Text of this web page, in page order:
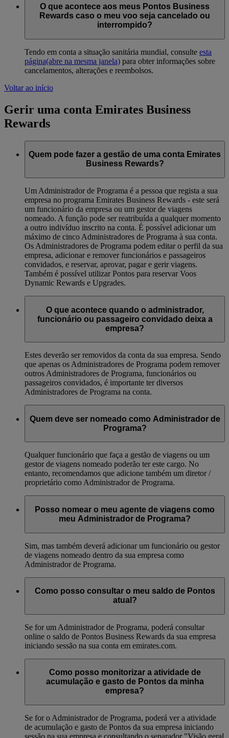
O que acontece aos meus Pontos Business
Rewards caso o meu voo seja cancelado ou
interrompido?
Tendo em conta a situação sanitária mundial, consulte esta
página(abre na mesma janela) para obter informações sobre
cancelamentos, alterações e reembolsos.
Voltar ao início
Gerir uma conta Emirates Business
Rewards
Quem pode fazer a gestão de uma conta Emirates
Business Rewards?
Um Administrador de Programa é a pessoa que regista a sua
empresa no programa Emirates Business Rewards - este será
um funcionário da empresa ou um gestor de viagens
nomeado. A função pode ser reatribuída a qualquer momento
a outro indivíduo inscrito na conta. É possível adicionar um
máximo de cinco Administradores de Programa à sua conta.
Os Administradores de Programa podem editar o perfil da sua
empresa, adicionar e remover funcionários e passageiros
convidados, e reservar, aprovar, pagar e gerir viagens.
Também é possível utilizar Pontos para reservar Voos
Dynamic Rewards e Upgrades.
O que acontece quando o administrador,
funcionário ou passageiro convidado deixa a
empresa?
Estes deverão ser removidos da conta da sua empresa. Sendo
que apenas os Administradores de Programa podem remover
outros Administradores de Programa, funcionários ou
passageiros convidados, é importante ter diversos
Administradores de Programa na conta.
Quem deve ser nomeado como Administrador de
Programa?
Qualquer funcionário que faça a gestão de viagens ou um
gestor de viagens nomeado poderão ter este cargo. No
entanto, recomendamos que adicione também um diretor /
proprietário como Administrador de Programa.
Posso nomear o meu agente de viagens como
meu Administrador de Programa?
Sim, mas também deverá adicionar um funcionário ou gestor
de viagens nomeado dentro da sua empresa como
Administrador de Programa.
Como posso consultar o meu saldo de Pontos
atual?
Se for um Administrador de Programa, poderá consultar
online o saldo de Pontos Business Rewards da sua empresa
iniciando sessão na sua conta em emirates.com.
Como posso monitorizar a atividade de
acumulação e gasto de Pontos da minha
empresa?
Se for o Administrador de Programa, poderá ver a atividade
de acumulação e gasto de Pontos da sua empresa iniciando
sessão na sua empresa e consultando o separador "Visão geral